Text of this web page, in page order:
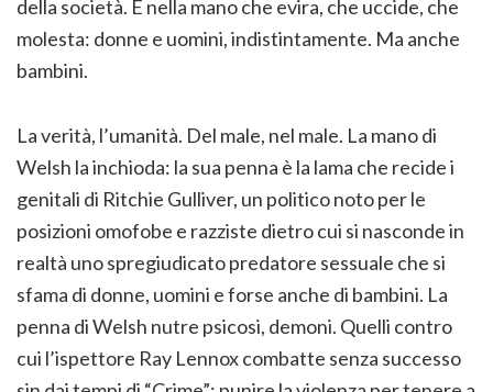
della società. È nella mano che evira, che uccide, che
molesta: donne e uomini, indistintamente. Ma anche
bambini.
La verità, l’umanità. Del male, nel male. La mano di
Welsh la inchioda: la sua penna è la lama che recide i
genitali di Ritchie Gulliver, un politico noto per le
posizioni omofobe e razziste dietro cui si nasconde in
realtà uno spregiudicato predatore sessuale che si
sfama di donne, uomini e forse anche di bambini. La
penna di Welsh nutre psicosi, demoni. Quelli contro
cui l’ispettore Ray Lennox combatte senza successo